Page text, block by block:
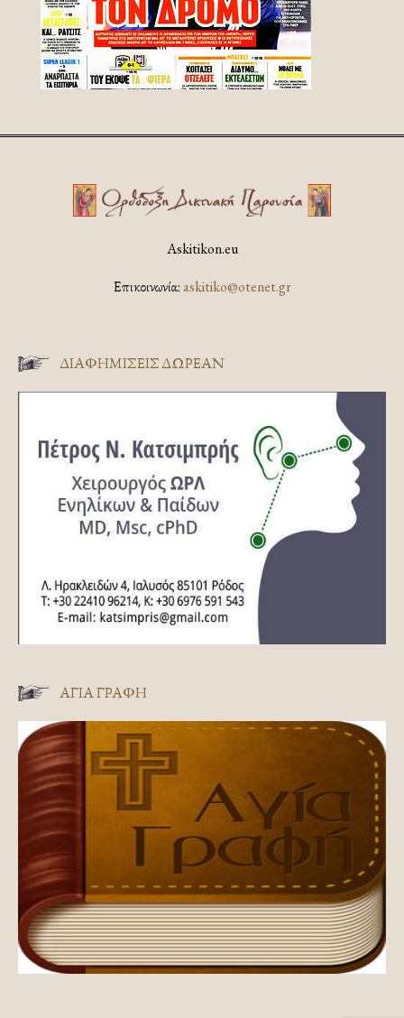
Askitikon.eu
Επικοινωνία:askitiko@otenet.gr
ΔΙΑΦΗΜΊΣΕΙΣ ΔΩΡΕΆΝ
ΑΓΊΑ ΓΡΑΦΉ